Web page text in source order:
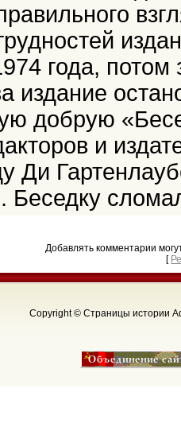
года,
издание
добрую
и
Ди
Беседку
Добавлять комментарии
[
Copyright © Страницы истории